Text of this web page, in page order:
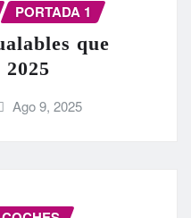
PORTADA 1
que
Ago 9, 2025